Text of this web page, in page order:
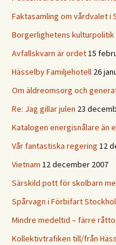
Faktasamling om vårdvalet i
Borgerlighetens kulturpolitik
Avfallskvarn är ordet15
Hässelby Familjehotell 26
Om äldreomsorg och
Re: Jag gillar julen 23
Katalogen energisnålare än
Vår fantastiska regering 12
Vietnam 12 december 2007
Särskild pott för skolbarn
Spårvagn i Förbifart
Mindre medeltid – färre
Kollektivtrafiken till/från